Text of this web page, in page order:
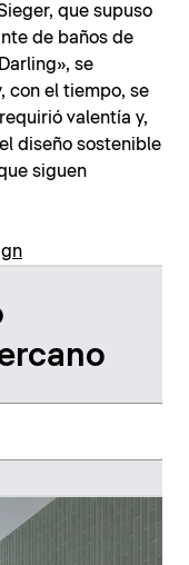
que supuso
de baños de
se
con el tiempo, se
valentía y,
diseño sostenible
siguen